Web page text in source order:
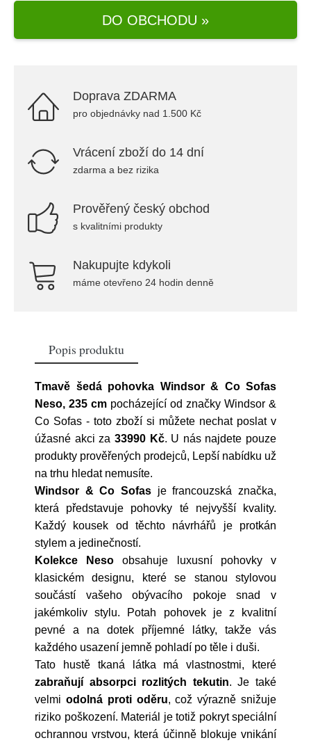
DO OBCHODU »
Doprava ZDARMA
pro objednávky nad 1.500 Kč
Vrácení zboží do 14 dní
zdarma a bez rizika
Prověřený český obchod
s kvalitními produkty
Nakupujte kdykoli
máme otevřeno 24 hodin denně
Popis produktu
Tmavě šedá pohovka Windsor & Co Sofas
Neso, 235 cm pocházející od značky Windsor &
Co Sofas - toto zboží si můžete nechat poslat v
úžasné akci za 33990 Kč. U nás najdete pouze
produkty prověřených prodejců, Lepší nabídku už
na trhu hledat nemusíte.
Windsor & Co Sofas je francouzská značka,
která představuje pohovky té nejvyšší kvality.
Každý kousek od těchto návrhářů je protkán
stylem a jedinečností.
Kolekce Neso obsahuje luxusní pohovky v
klasickém designu, které se stanou stylovou
součástí vašeho obývacího pokoje snad v
jakémkoliv stylu. Potah pohovek je z kvalitní
pevné a na dotek příjemné látky, takže vás
každého usazení jemně pohladí po těle i duši.
Tato hustě tkaná látka má vlastnostmi, které
zabraňují absorpci rozlitých tekutin. Je také
velmi odolná proti oděru, což výrazně snižuje
riziko poškození. Materiál je totiž pokryt speciální
ochrannou vrstvou, která účinně blokuje vnikání